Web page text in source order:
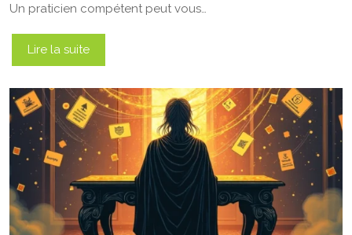
Un praticien compétent peut vous…
Lire la suite